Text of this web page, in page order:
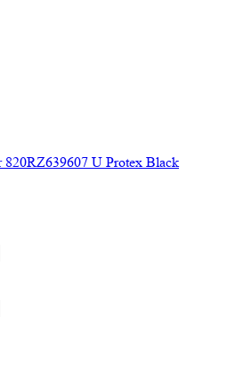
820RZ639607 U Protex Black